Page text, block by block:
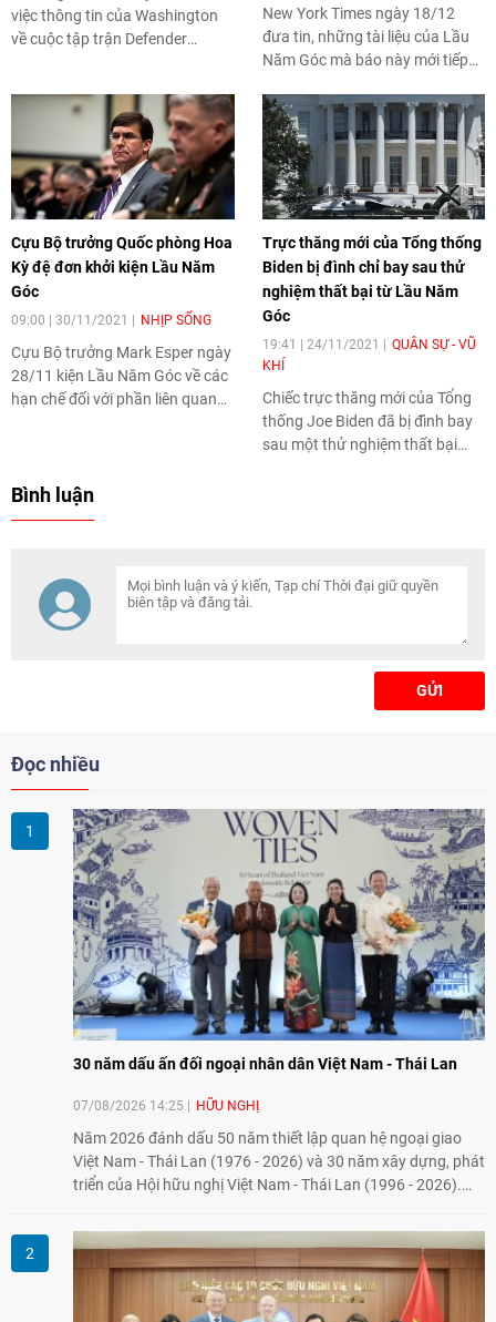
việc thông tin của Washington
về cuộc tập trận Defender
New York Times ngày 18/12
đưa tin, những tài liệu của Lầu
Năm Góc mà báo này mới tiếp
sót tình báo nghiêm trọng”
trong các cuộc không kích của
Hoa Kỳ tại Trung Đông.
Cựu Bộ trưởng Quốc phòng Hoa
Kỳ đệ đơn khởi kiện Lầu Năm
Góc
09:00 | 30/11/2021 NHỊP SỐNG
Cựu Bộ trưởng Mark Esper ngày
28/11 kiện Lầu Năm Góc về các
hạn chế đối với phần liên quan
Trực thăng mới của Tổng thống
Biden bị đình chỉ bay sau thử
nghiệm thất bại từ Lầu Năm
Góc
19:41 | 24/11/2021
QUÂN SỰ - VŨ
KHÍ
Chiếc trực thăng mới của Tổng
thống Joe Biden đã bị đình bay
sau một thử nghiệm thất bại
Bình luận
GỬI
Đọc nhiều
30 năm dấu ấn đối ngoại nhân dân Việt Nam - Thái Lan
07/08/2026 14:25 HỮU NGHỊ
Năm 2026 đánh dấu 50 năm thiết lập quan hệ ngoại giao
Việt Nam - Thái Lan (1976 - 2026) và 30 năm xây dựng, phát
triển của Hội hữu nghị Việt Nam - Thái Lan (1996 - 2026).
tình hữu nghị, đồng thời từng bước mở rộng hoạt động từ
giao lưu truyền thống sang kết nối địa phương, doanh
nghiệp, giáo dục, văn hóa và thế hệ trẻ, góp phần tăng
cường sự hiểu biết và hợp tác giữa nhân dân hai nước.